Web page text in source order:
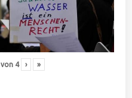
von 4 › »